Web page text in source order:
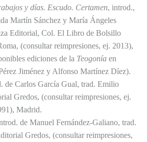
y días. Escudo. Certamen, introd.,
Martín Sánchez y María Ángeles
Editorial, Col. El Libro de Bolsillo
(consultar reimpresiones, ej. 2013),
ediciones de la Teogonía en
Jiménez y Alfonso Martínez Díez).
de Carlos García Gual, trad. Emilio
Gredos, (consultar reimpresiones, ej.
Madrid.
de Manuel Fernández-Galiano, trad.
Gredos, (consultar reimpresiones,